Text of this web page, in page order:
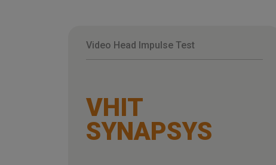
Video Head Impulse Test
VHIT
SYNAPSYS